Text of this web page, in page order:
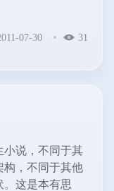
蕾被不良穿越集
07-30 31
小说，不同于其
构，不同于其他
这是本有思